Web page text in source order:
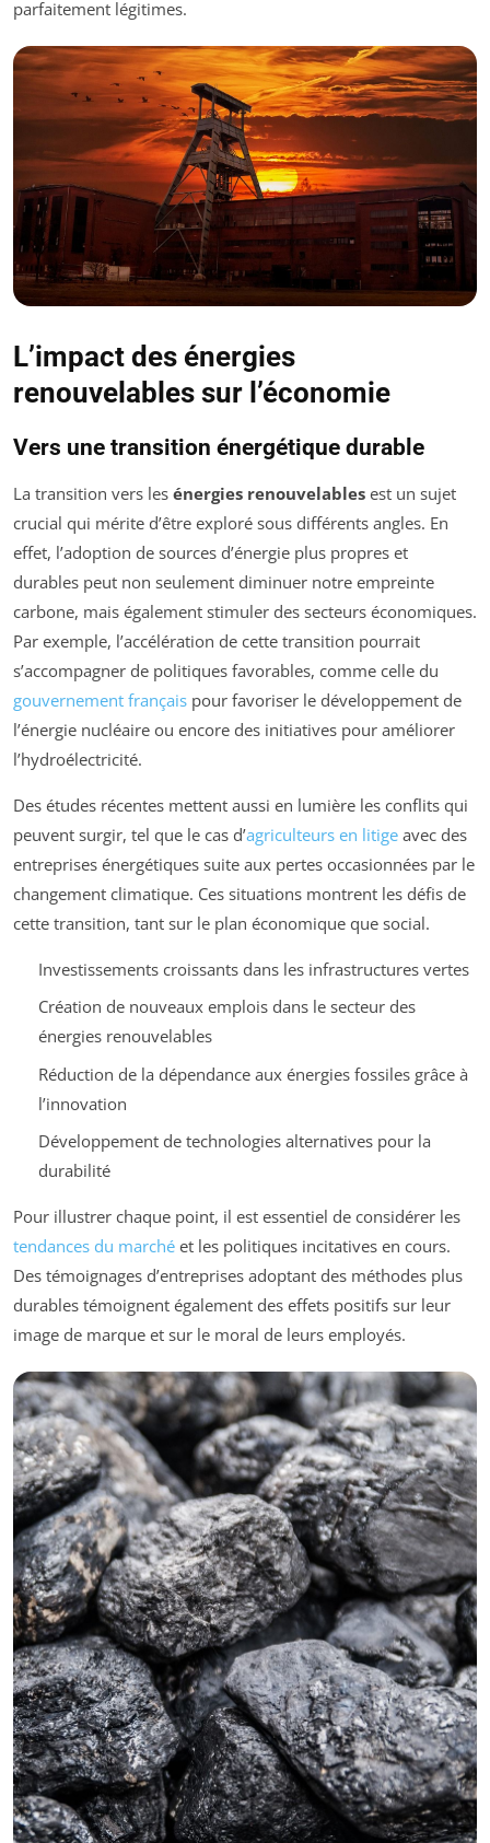
parfaitement légitimes.
L’impact des énergies
renouvelables sur l’économie
Vers une transition énergétique durable
La transition vers les énergies renouvelables est un sujet
crucial qui mérite d’être exploré sous différents angles. En
effet, l’adoption de sources d’énergie plus propres et
durables peut non seulement diminuer notre empreinte
carbone, mais également stimuler des secteurs économiques.
Par exemple, l’accélération de cette transition pourrait
s’accompagner de politiques favorables, comme celle du
gouvernement français pour favoriser le développement de
l’énergie nucléaire ou encore des initiatives pour améliorer
l’hydroélectricité.
Des études récentes mettent aussi en lumière les conflits qui
peuvent surgir, tel que le cas d’agriculteurs en litige avec des
entreprises énergétiques suite aux pertes occasionnées par le
changement climatique. Ces situations montrent les défis de
cette transition, tant sur le plan économique que social.
Investissements croissants dans les infrastructures vertes
Création de nouveaux emplois dans le secteur des
énergies renouvelables
Réduction de la dépendance aux énergies fossiles grâce à
l’innovation
Développement de technologies alternatives pour la
durabilité
Pour illustrer chaque point, il est essentiel de considérer les
tendances du marché et les politiques incitatives en cours.
Des témoignages d’entreprises adoptant des méthodes plus
durables témoignent également des effets positifs sur leur
image de marque et sur le moral de leurs employés.